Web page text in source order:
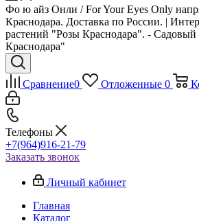
Фо ю айз Онли / For Your Eyes Only
Краснодара. Доставка по России. |
растений "Розы Краснодара". -
Краснодара"
Сравнение0 Отложенные 0
Телефоны
+7(964)916-21-79
Заказать звонок
Личный кабинет
Главная
Каталог